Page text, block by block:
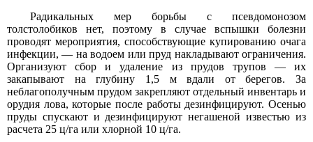
Радикальных мер борьбы с псевдомонозом
толстолобиков нет, поэтому в случае вспышки болезни
проводят мероприятия, способствующие купированию очага
инфекции, — на водоем или пруд накладывают ограничения.
Организуют сбор и удаление из прудов трупов — их
закапывают на глубину 1,5 м вдали от берегов. За
неблагополучным прудом закрепляют отдельный инвентарь и
орудия лова, которые после работы дезинфицируют. Осенью
пруды спускают и дезинфицируют негашеной известью из
расчета 25 ц/га или хлорной 10 ц/га.